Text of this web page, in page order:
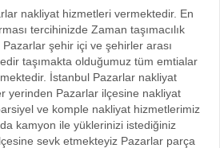
nakliyat hizmetleri vermektedir. En
tercihinizde Zaman taşımacılık
Pazarlar şehir içi ve şehirler arası
taşımakta olduğumuz tüm emtialar
İstanbul Pazarlar nakliyat
yerinden Pazarlar ilçesine nakliyat
ve komple nakliyat hizmetlerimiz
kamyon ile yüklerinizi istediğiniz
sevk etmekteyiz Pazarlar parça